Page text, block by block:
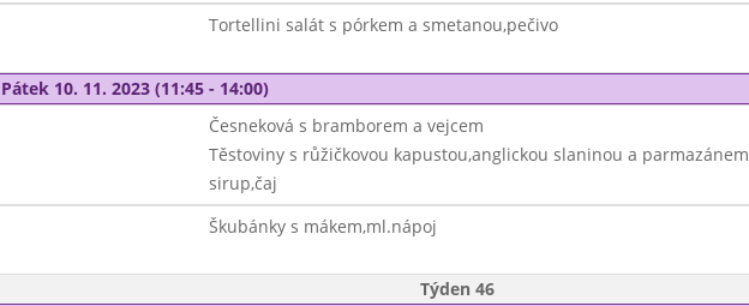
Tortellini salát s pórkem a smetanou,pečivo
Pátek 10. 11. 2023 (11:45 - 14:00)
Česneková s bramborem a vejcem
Těstoviny s růžičkovou kapustou,anglickou slaninou a parmazánem
sirup,čaj
Škubánky s mákem,ml.nápoj
Týden 46